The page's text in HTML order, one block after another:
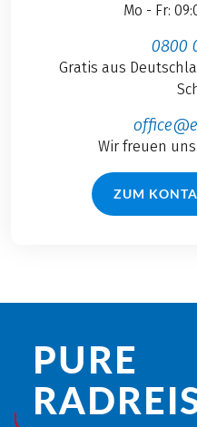
Mo - Fr:
0800
Gratis aus
Wir freuen
ZUM
PURE